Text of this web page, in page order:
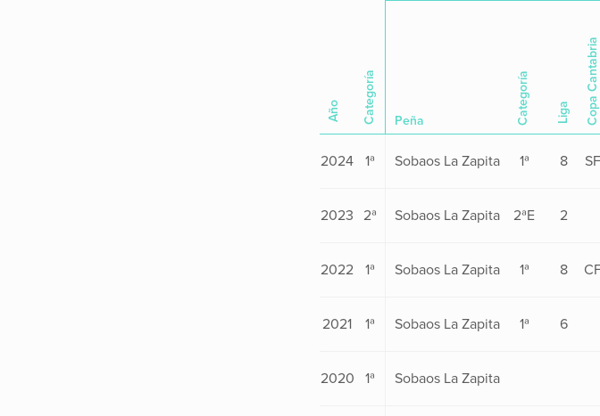
Año Categoría Peña Categoría Liga Copa Cantabria
2024 1ª Sobaos La Zapita 1ª 8 SF
2023 2ª Sobaos La Zapita 2ªE 2
2022 1ª Sobaos La Zapita 1ª 8
2021 1ª Sobaos La Zapita 1ª 6
2020 1ª Sobaos La Zapita